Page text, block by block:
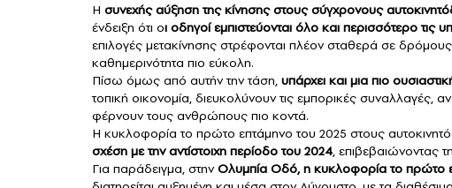
Η συνεχής αύξηση της κίνησης στους σύγχρονους
ένδειξη ότι οι οδηγοί εμπιστεύονται όλο και περισσότερο τις
επιλογές μετακίνησης στρέφονται πλέον σταθερά σε
καθημερινότητα πιο εύκολη.
Πίσω όμως από αυτήν την τάση, υπάρχει και μια πιο
τοπική οικονομία, διευκολύνουν τις εμπορικές συναλλαγές,
φέρνουν τους ανθρώπους πιο κοντά.
Η κυκλοφορία το πρώτο επτάμηνο του 2025 στους
σχέση με την αντίστοιχη περίοδο του 2024, επιβεβαιώνοντας
Για παράδειγμα, στηνΟλυμπία Οδό, η κυκλοφορία το πρώτο